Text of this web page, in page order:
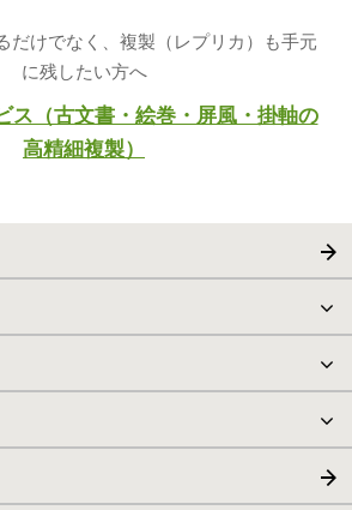
だけでなく、複製（レプリカ）も手元
に残したい方へ
ス（古文書・絵巻・屏風・掛軸の
高精細複製）